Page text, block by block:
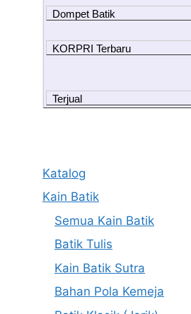
Dompet Batik
KORPRI Terbaru
Terjual
Katalog
Kain Batik
Semua Kain Batik
Batik Tulis
Kain Batik Sutra
Bahan Pola Kemeja